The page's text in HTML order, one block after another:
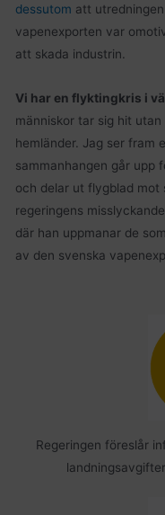
dessutom att
vapenexporten var
att skada industrin.
Vi har en flyktingkris i
människor tar sig hit
hemländer. Jag ser fram
sammanhangen går upp
och delar ut flygblad mot
regeringens
där han uppmanar de
av den svenska
Regeringen föreslår